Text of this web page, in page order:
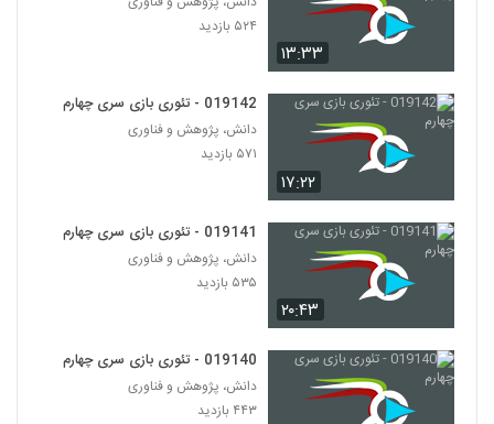
Thinking)
۴۸۲ بازدید
94
028094 - تفکر انتقادی (Critical
Thinking)
Thinking)
028096 - تفکر انتقادی (Critical
Thinking)
۴۶۸ بازدید
97
028097 - تفکر انتقادی (Critical
Thinking)
۱۳:۳۳
۵۲۴ بازدید
۱۷:۲۲
019142 - تئوری بازی سری چهارم
دانش، پژوهش و فناوری
۵۷۱ بازدید
۲۰:۴۳
019141 - تئوری بازی سری چهارم
دانش، پژوهش و فناوری
۵۳۵ بازدید
019140 - تئوری بازی سری چهارم
دانش، پژوهش و فناوری
۴۴۳ بازدید